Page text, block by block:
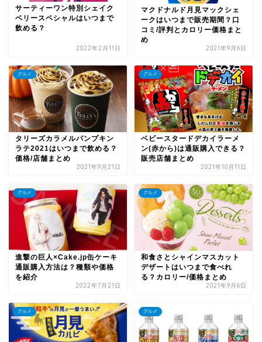
サーティーワン特別シェイク
ベリースペシャルはいつまで
飲める？
2022年2月11日
マクドナルド月見マックシェ
ークはいつまで販売期間？口
コミ/評判とカロリー価格まと
め
2021年9月6日
グルメ
タリーズカラメルパンプキン
ラテ2021はいつまで飲める？
価格/店舗まとめ
2021年9月21日
グルメ
ベビースタードデカイラーメ
ン(赤から)は通販購入できる？
販売店舗まとめ
2021年10月11日
グルメ
進撃の巨人×Cake.jp缶ケーキ
通販購入方法は？種類や価格
を紹介
2022年7月21日
グルメ
和食さとシャインマスカット
デザートはいつまで食べれ
る？カロリー/価格まとめ
2021年9月6日
グルメ グルメ